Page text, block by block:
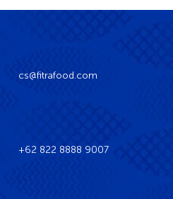
cs@fitrafood.com
+62 822 8888 9007